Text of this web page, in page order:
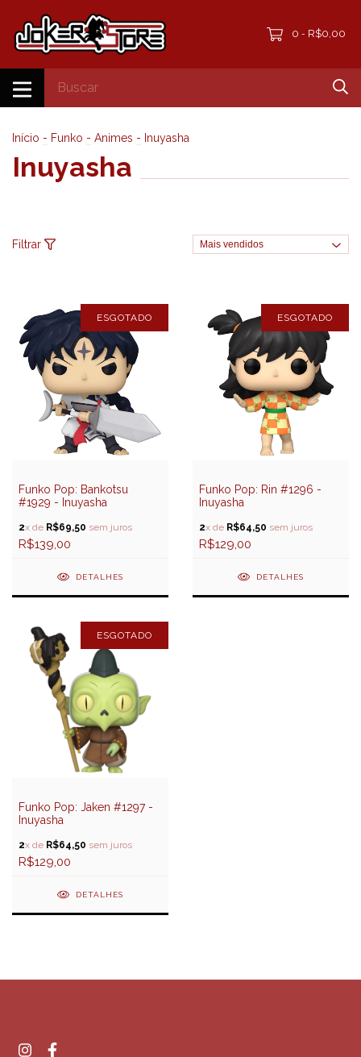
0 - R$0,00
Início - Funko - Animes - Inuyasha
Inuyasha
Filtrar
ESGOTADO
Funko Pop: Bankotsu
#1929 - Inuyasha
2x de R$69,50 sem juros
R$139,00
DETALHES
ESGOTADO
Funko Pop: Rin #1296 -
Inuyasha
2x de R$64,50 sem juros
R$129,00
DETALHES
ESGOTADO
Funko Pop: Jaken #1297 -
Inuyasha
2x de R$64,50 sem juros
R$129,00
DETALHES